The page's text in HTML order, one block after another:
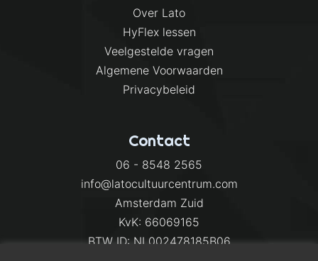
Over Lato
HyFlex lessen
Veelgestelde vragen
Algemene Voorwaarden
Privacybeleid
Contact
06 - 8548 2565
info@latocultuurcentrum.com
Amsterdam Zuid
KvK: 66069165
BTW ID: NL002478185B06